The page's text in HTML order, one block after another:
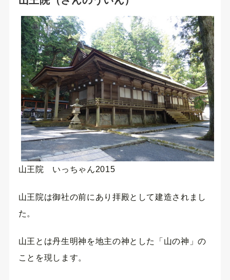
山王院 いっちゃん2015
山王院は御社の前にあり拝殿として建造されまし
た。
山王とは丹生明神を地主の神とした「山の神」の
ことを現します。